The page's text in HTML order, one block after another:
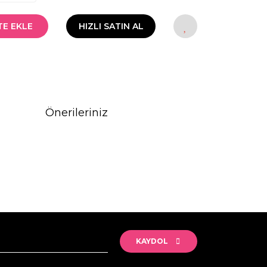
EKLE HIZLI SATIN AL
Önerileriniz
KAYDOL